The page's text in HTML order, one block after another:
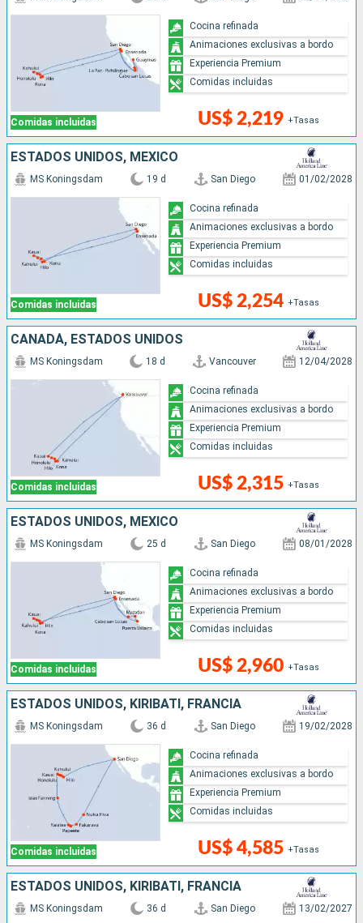
Comidas incluidas US$ 2,219 +Tasas
Cocina refinada
Animaciones exclusivas a bordo
Experiencia Premium
Comidas incluidas
ESTADOS UNIDOS, MÉXICO
Comidas incluidas
MS Koningsdam 19 d San Diego 01/02/2028
US$ 2,254 +Tasas
Cocina refinada
Animaciones exclusivas a bordo
Experiencia Premium
Comidas incluidas
CANADÁ, ESTADOS UNIDOS
Comidas incluidas
MS Koningsdam 18 d Vancouver 12/04/2028
US$ 2,315 +Tasas
Cocina refinada
Animaciones exclusivas a bordo
Experiencia Premium
Comidas incluidas
ESTADOS UNIDOS, MÉXICO
Comidas incluidas
MS Koningsdam 25 d San Diego 08/01/2028
US$ 2,960 +Tasas
Cocina refinada
Animaciones exclusivas a bordo
Experiencia Premium
Comidas incluidas
ESTADOS UNIDOS, KIRIBATI, FRANCIA
Comidas incluidas
MS Koningsdam 36 d San Diego 19/02/2028
US$ 4,585 +Tasas
Cocina refinada
Animaciones exclusivas a bordo
Experiencia Premium
Comidas incluidas
ESTADOS UNIDOS, KIRIBATI, FRANCIA
MS Koningsdam 36 d San Diego 13/02/2027